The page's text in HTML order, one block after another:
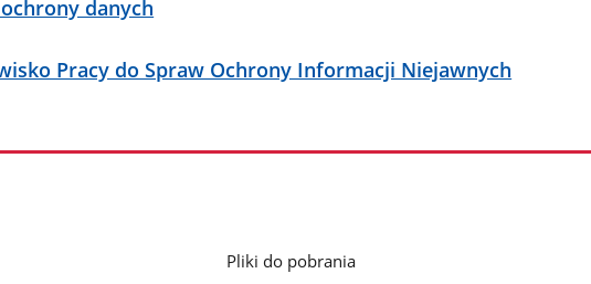
danych
Pracy do Spraw Ochrony Informacji Niejawnych
Pliki do pobrania